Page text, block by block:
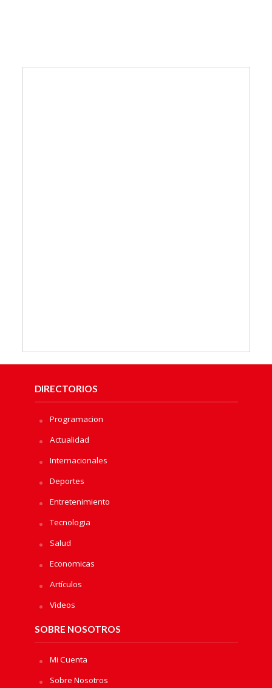
DIRECTORIOS
Programacion
Actualidad
Internacionales
Deportes
Entretenimiento
Tecnologia
Salud
Economicas
Artículos
Videos
SOBRE NOSOTROS
Mi Cuenta
Sobre Nosotros